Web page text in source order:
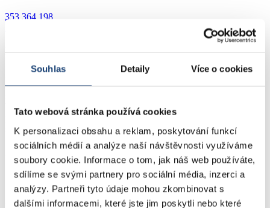
Souhlas Detaily Více o cookies
Tato webová stránka používá cookies
K personalizaci obsahu a reklam, poskytování funkcí
sociálních médií a analýze naší návštěvnosti využíváme
soubory cookie. Informace o tom, jak náš web používáte,
sdílíme se svými partnery pro sociální média, inzerci a
analýzy. Partneři tyto údaje mohou zkombinovat s
dalšími informacemi, které jste jim poskytli nebo které
353 364 198
Zdravotně sociální pracovnice poskytuje pomoc klientům všech
věkových kategorií, kteří se pro nepříznivý zdravotní stav nebo
řešit. Cílem této služby je umožnit klientům návrat do jejich
přirozeného prostředí, poskytnout potřebné informace o poskytování
sociálních služeb a podle možností konkrétní pomoc.
Personální obsazení
Leona Schenková, DiS.
Zdravotně sociální pracovnice